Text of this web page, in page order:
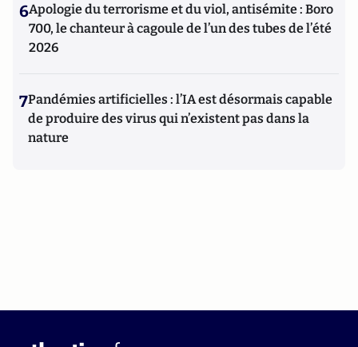
6Apologie du terrorisme et du viol, antisémite : Boro
700, le chanteur à cagoule de l’un des tubes de l’été
2026
7Pandémies artificielles : l’IA est désormais capable
de produire des virus qui n’existent pas dans la
nature